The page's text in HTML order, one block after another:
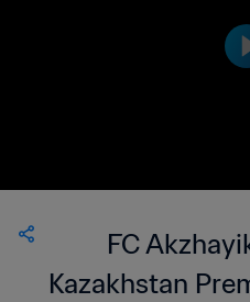
FC
Kazakhstan